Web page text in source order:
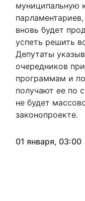
муниципальную
вновь будет
успеть решить
Депутаты
очередников
программам и
получают ее по
не будет
законопроекте.
01 января, 03:00